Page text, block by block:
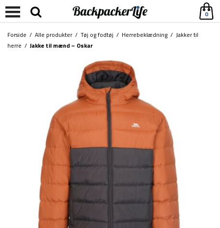
0
Forside / Alle produkter/ Tøj og fodtøj / Herrebeklædning / Jakker til
herre / Jakke til mænd – Oskar